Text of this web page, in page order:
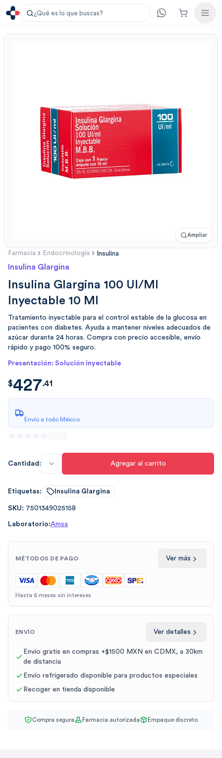
¿Qué es lo que buscas?
Ampliar
Farmacia Endocrinología Insulina
Insulina Glargina
Insulina Glargina 100 UI/ml
Inyectable 10 Ml
Tratamiento inyectable para el control estable de la glucosa en
pacientes con diabetes. Ayuda a mantener niveles adecuados de
azúcar durante 24 horas. Compra con precio accesible, envío
rápido y pago 100% seguro.
Presentación: Solución inyectable
$427.4100
$427.41
Envío a todo México
Cantidad: Agregar al carrito
Etiquetas: Insulina Glargina
SKU: 7501349025158
Laboratorio:Amsa
MÉTODOS DE PAGO Ver más
Hasta 6 meses sin intereses
ENVÍO Ver detalles
Envío gratis en compras +$1500 MXN en CDMX, a 30km
de distancia
Envío refrigerado disponible para productos especiales
Recoger en tienda disponible
Compra segura Farmacia autorizada Empaque discreto